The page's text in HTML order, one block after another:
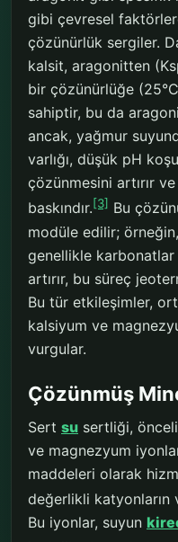
gibi çevresel
çözünürlük sergiler.
kalsit, aragonitten
bir çözünürlüğe
sahiptir, bu da
ancak, yağmur
varlığı, düşük pH
çözünmesini artırır
baskındır.[3] Bu
modüle edilir;
genellikle karbonatlar
artırır, bu süreç
Bu tür etkileşimler,
kalsiyum ve
vurgular.
Çözünmüş
Sert su sertliği,
ve magnezyum
maddeleri olarak
değerlikli katyonların
Bu iyonlar, suyun